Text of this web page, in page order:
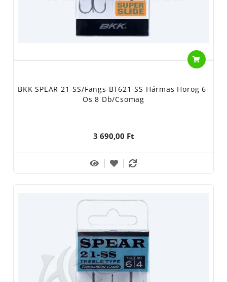
BKK SPEAR 21-SS/Fangs BT621-SS Hármas Horog 6-
Os 8 Db/csomag
3 690,00 Ft